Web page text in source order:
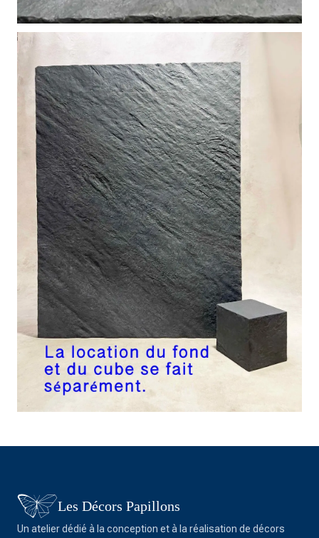
Les Décors Papillons
Un atelier dédié à la conception et à la réalisation de décors